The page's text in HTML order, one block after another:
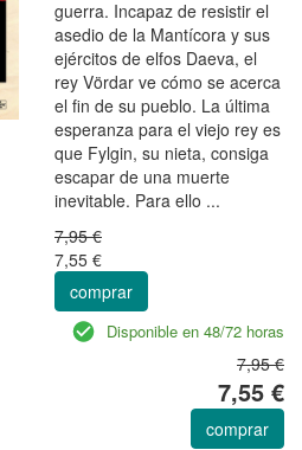
guerra. Incapaz de resistir el
asedio de la Mantícora y sus
ejércitos de elfos Daeva, el
rey Vördar ve cómo se acerca
el fin de su pueblo. La última
esperanza para el viejo rey es
que Fylgin, su nieta, consiga
escapar de una muerte
inevitable. Para ello ...
7,95 €
7,55 €
comprar
Disponible en 48/72 horas
7,95 €
7,55 €
comprar